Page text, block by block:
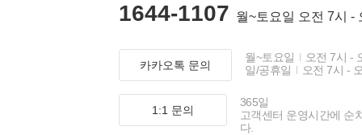
1644-1107 월~토요일 오전 7시 -
카카오톡 문의
월~토요일
오전 7시 -
일/공휴일
오전 7시 -
1:1 문의
365일
고객센터 운영시간에 순
다.